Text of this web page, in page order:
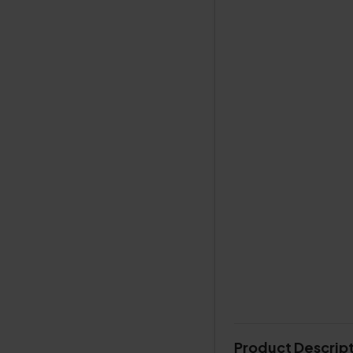
Product